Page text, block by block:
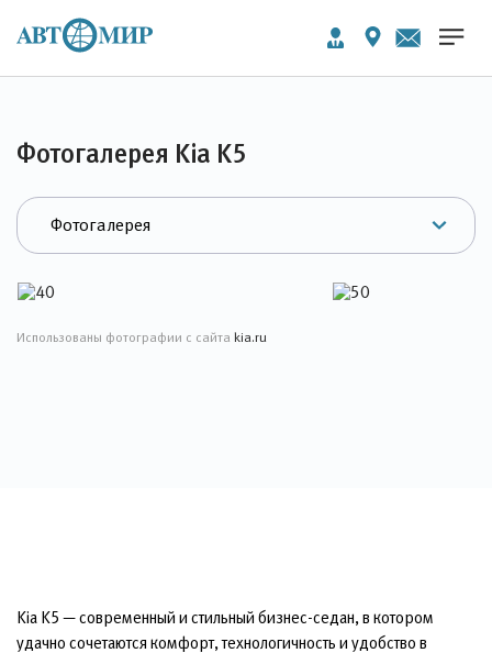
Фотогалерея Kia K5
Использованы фотографии с сайта kia.ru
Kia K5 — современный и стильный бизнес-седан, в котором
удачно сочетаются комфорт, технологичность и удобство в